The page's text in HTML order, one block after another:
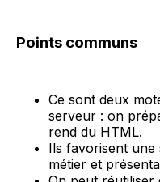
Points communs
Ce sont deux
serveur : on
rend du HTML.
Ils favorisent une
métier et